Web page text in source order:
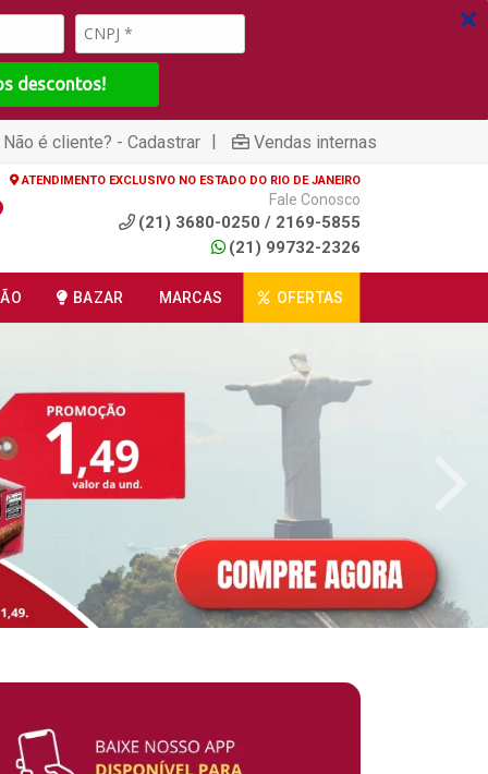
descontos!
Não é cliente? - Cadastrar | Vendas internas
ATENDIMENTO EXCLUSIVO NO ESTADO DO RIO DE JANEIRO
Fale Conosco
(21) 3680-0250 / 2169-5855
(21) 99732-2326
BAZAR MARCAS OFERTAS